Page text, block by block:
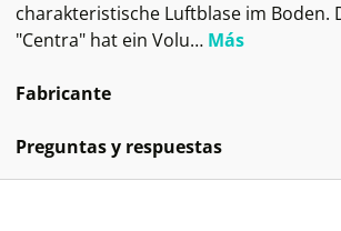
charakteristische Luftblase im Boden.
"Centra" hat ein Volu… Más
Fabricante
Preguntas y respuestas